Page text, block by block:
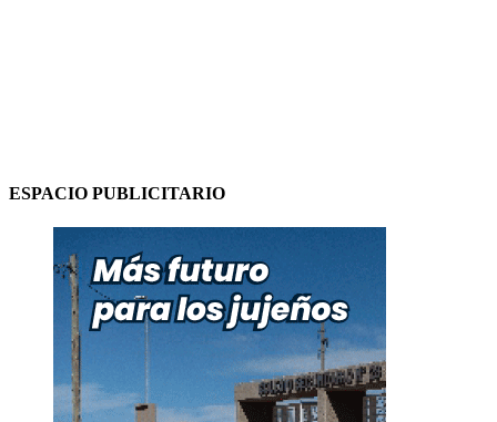
ESPACIO PUBLICITARIO